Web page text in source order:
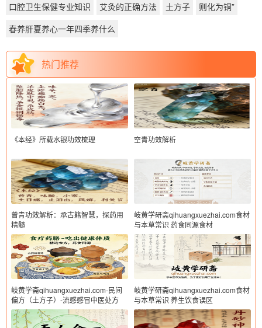
口腔卫生保健专业知识
艾灸的正确方法 土方子
则化为铜”
春养肝夏养心一年四季养什么
热门推荐
《本经》所载水银功效梳理 空青功效解析
曾青功效解析：承古籍智慧，探药用
精髓
岐黄学研斋qihuangxuezhai.com食材
与本草常识 药食同源食材
岐黄学斋qihuangxuezhai.com-民间
偏方（土方子）-流感感冒中医处方
（1）处方
岐黄学研斋qihuangxuezhai.com食材
与本草常识 养生饮食误区